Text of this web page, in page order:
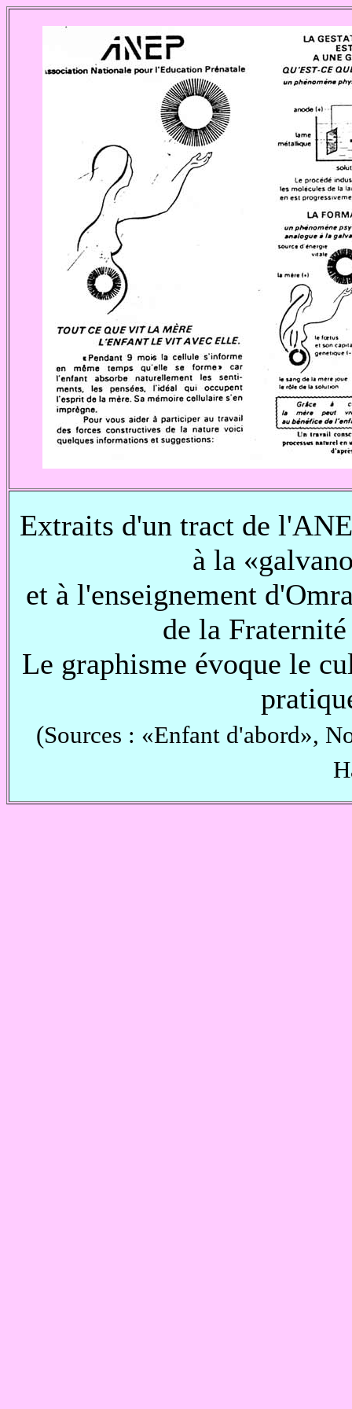
Extraits d'un tract de
à la
et à l'enseignement
de la
Le graphisme évoque le
(Sources : «Enfant d'abord»,